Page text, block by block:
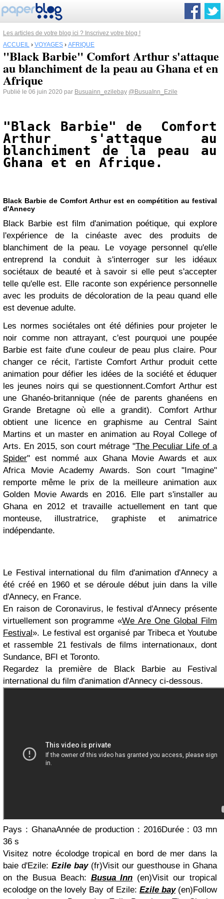
Les articles de votre blog ici ? Inscrivez votre blog !
ACCUEIL › VOYAGES › AFRIQUE
"Black Barbie" Comfort Arthur s'attaque
au blanchiment de la peau au Ghana et en
Afrique
Publié le 06 juin 2020 par Busuainn_ezilebay @BusuaInn_Ezile
"Black Barbie" de
Comfort
Arthur s'attaque au
blanchiment de la peau au
Ghana et en Afrique.
Black Barbie de Comfort Arthur est en compétition au festival
d'Annecy
Black Barbie est film d'animation poétique, qui explore
l'expérience de la cinéaste avec des produits de
blanchiment de la peau. Le voyage personnel qu'elle
entreprend la conduit à s'interroger sur les idéaux
sociétaux de beauté et à savoir si elle peut s'accepter
telle qu'elle est. Elle raconte sonexpérience personnelle
avec les produits de décoloration de la peau quand elle
est devenue adulte.
Les normes sociétales ont été définies pour projeter le
noir comme non attrayant, c'est pourquoi une poupée
Barbie est faite d'une couleur de peau plus claire. Pour
changer ce récit, l'artiste Comfort Arthur produit cette
animation pour défier les idées de la société et éduquer
les jeunes noirs qui se questionnent.Comfort Arthur est
une Ghanéo-britannique (née de parents ghanéens en
Grande Bretagne où elle a grandit). Comfort Arthur
obtient une licence en graphisme au Central Saint
Martins et un master en animation au Royal College of
Arts. En 2015, son court métrage "The Peculiar Life of a
Spider" est nommé aux Ghana Movie Awards et aux
Africa Movie Academy Awards. Son court "Imagine"
remporte même le prix de la meilleure animation aux
Golden Movie Awards en 2016. Elle part s'installer au
Ghana en 2012 et travaille actuellement en tant que
monteuse, illustratrice, graphiste et animatrice
indépendante.
Le Festival international du film d'animation d'Annecy a
été créé en 1960 et se déroule début juin dans la ville
d'Annecy, en France.
En raison de Coronavirus, le festival d'Annecy présente
virtuellement son programme «We Are One Global Film
Festival». Le festival est organisé par Tribeca et Youtube
et rassemble 21 festivals de films internationaux, dont
Sundance, BFI et Toronto.
Regardez la première de Black Barbie au Festival
international du film d'animation d'Annecy ci-dessous.
Pays : GhanaAnnée de production : 2016Durée :03 mn
36 s
Visitez notre écolodge tropical en bord de mer dans la
baie d'Ezile: Ezile bay (fr)Visit our guesthouse in Ghana
on the Busua Beach: Busua Inn (en)Visit our tropical
ecolodge on the lovely Bay of Ezile: Ezile bay (en)Follow